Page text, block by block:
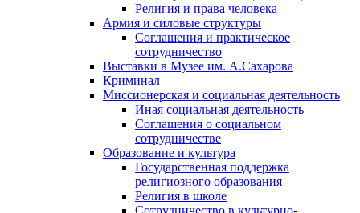
Религия и права человека
Армия и силовые структуры
Соглашения и практическое
сотрудничество
Выставки в Музее им. А.Сахарова
Криминал
Миссионерская и социальная деятельность
Иная социальная деятельность
Соглашения о социальном
сотрудничестве
Образование и культура
Государственная поддержка
религиозного образования
Религия в школе
Сотрудничество в культурно-